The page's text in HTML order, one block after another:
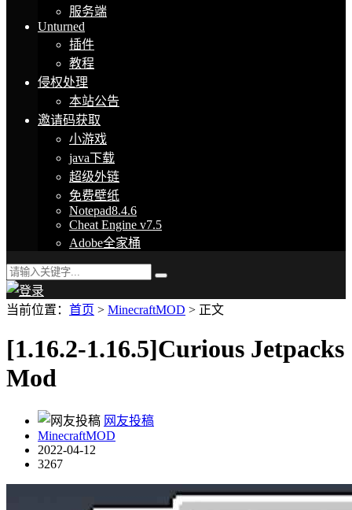
服务端
Unturned
插件
教程
侵权处理
本站公告
邀请码获取
小游戏
java下载
超级外链
免费壁纸
Notepad8.4.6
Cheat Engine v7.5
Adobe全家桶
当前位置： 首页 > MinecraftMOD > 正文
[1.16.2-1.16.5]Curious Jetpacks
Mod
网友投稿
MinecraftMOD
2022-04-12
3267